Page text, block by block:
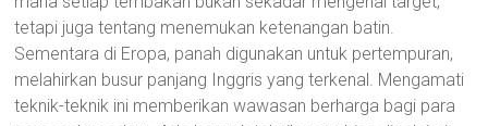
tetapi juga tentang menemukan ketenangan batin.
Sementara di Eropa, panah digunakan untuk pertempuran,
melahirkan busur panjang Inggris yang terkenal. Mengamati
teknik-teknik ini memberikan wawasan berharga bagi para